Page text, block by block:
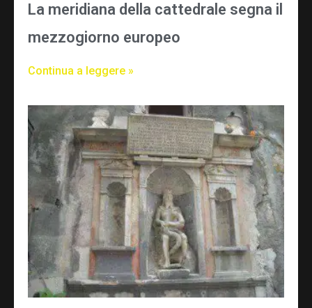
La meridiana della cattedrale segna il
mezzogiorno europeo
Continua a leggere »